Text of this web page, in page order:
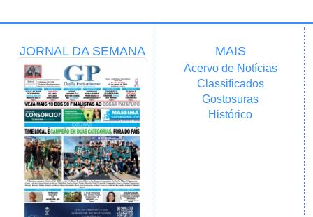
JORNAL DA SEMANA MAIS
Acervo de Notícias
Classificados
Gostosuras
Histórico